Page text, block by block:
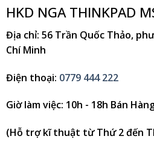
HKD NGA THINKPAD
Địa chỉ: 56 Trần Quốc Thảo,
Chí Minh
Điện thoại: 0779 444 222
Giờ làm việc: 10h - 18h Bán
(Hỗ trợ kĩ thuật từ Thứ 2 đến